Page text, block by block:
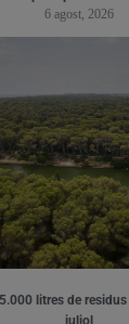
6 agost, 2026
litres de
juliol